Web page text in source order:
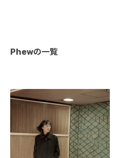
Phewの一覧